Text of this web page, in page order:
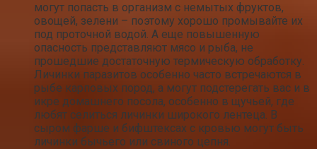
могут попасть в организм с немытых фруктов,
овощей, зелени – поэтому хорошо промывайте их
под проточной водой. А еще повышенную
опасность представляют мясо и рыба, не
прошедшие достаточную термическую обработку.
Личинки паразитов особенно часто встречаются в
рыбе карповых пород, а могут подстерегать вас и в
икре домашнего посола, особенно в щучьей, где
любят селиться личинки широкого лентеца. В
сыром фарше и бифштексах с кровью могут быть
личинки бычьего или свиного цепня.